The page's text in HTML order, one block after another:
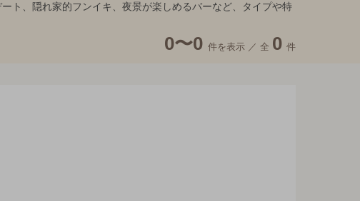
ト、隠れ家的フンイキ、夜景が楽しめるバーなど、タイプや特
0〜0 件を表示 ／ 全 0 件